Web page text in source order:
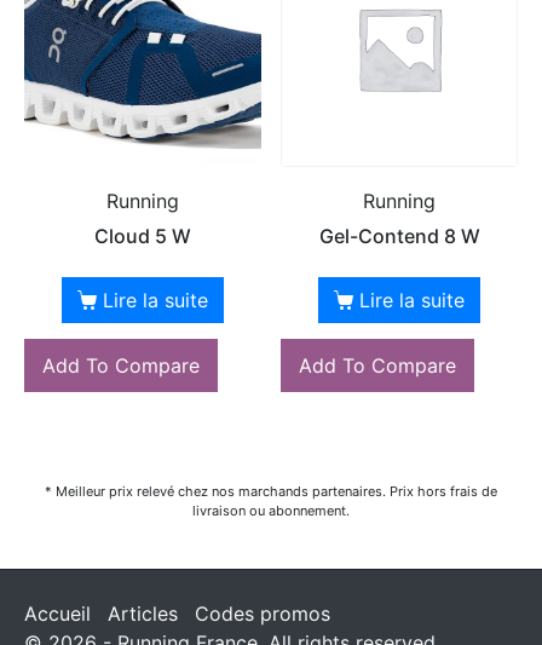
Running
Cloud 5 W
Lire la suite
Add To Compare
Running
Gel-Contend 8 W
Lire la suite
Add To Compare
* Meilleur prix relevé chez nos marchands partenaires. Prix hors frais de
livraison ou abonnement.
Accueil Articles
Codes promos